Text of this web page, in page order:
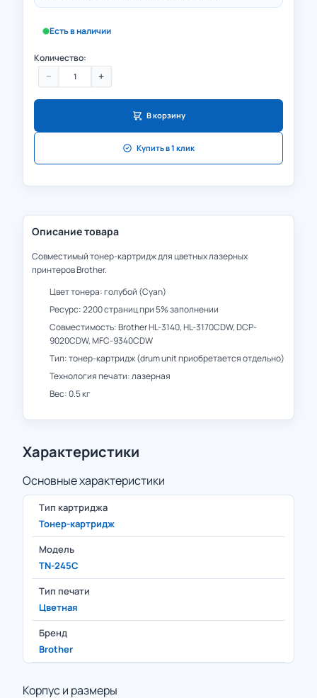
Есть в наличии
Количество:
− +
В корзину
Купить в 1 клик
Описание товара
Совместимый тонер-картридж для цветных лазерных
принтеров Brother.
Цвет тонера: голубой (Cyan)
Ресурс: 2200 страниц при 5% заполнении
Совместимость: Brother HL-3140, HL-3170CDW, DCP-
9020CDW, MFC-9340CDW
Тип: тонер-картридж (drum unit приобретается отдельно)
Технология печати: лазерная
Вес: 0.5 кг
Характеристики
Основные характеристики
Тип картриджа
Тонер-картридж
Модель
TN-245C
Тип печати
Цветная
Бренд
Brother
Корпус и размеры